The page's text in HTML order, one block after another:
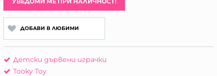
ДОБАВИ В ЛЮБИМИ
Детски дървени играчки
Tooky Toy